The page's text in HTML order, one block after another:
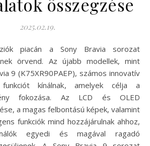
összegzése
2025.02.19.
örvend. Az újabb modellek, mint
9 (K75XR90PAEP), számos innovatív
kínálnak, amelyek célja a
fokozása. Az LCD és OLED
a magas felbontású képek, valamint
funkciók mind hozzájárulnak ahhoz,
egyedi és magával ragadó